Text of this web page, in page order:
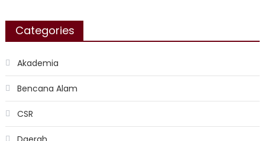
Categories
Akademia
Bencana Alam
CSR